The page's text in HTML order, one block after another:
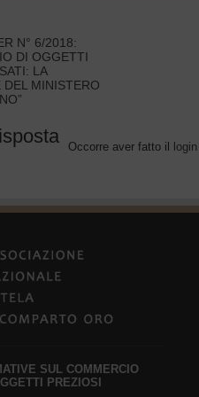
N° 6/2018:
DI OGGETTI
LA
DEL MINISTERO
Occorre aver fatto il login
SUL COMMERCIO
PREZIOSI